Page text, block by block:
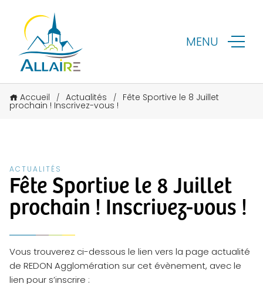
MENU
Accueil / Actualités / Fête Sportive le 8 Juillet
prochain ! Inscrivez-vous !
ACTUALITÉS
Fête Sportive le 8 Juillet
prochain ! Inscrivez-vous !
Vous trouverez ci-dessous le lien vers la page actualité
de REDON Agglomération sur cet évènement, avec le
lien pour s’inscrire :